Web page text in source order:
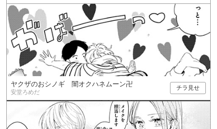
ヤクザのおシノギ 闇オクハネムーン卍
安堂ろめだ
チラ見せ